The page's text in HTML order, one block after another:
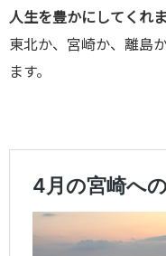
人生を豊かにしてくれま
東北か、宮崎か、離島
ます。